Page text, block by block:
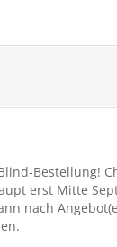
Bestellung!
erst Mitte
nach